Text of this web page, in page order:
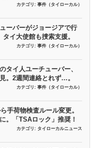
カテゴリ: 事件（タイローカル）
ーバーがジョージアで行
イ大使館も捜索支援。
カテゴリ: 事件（タイローカル）
タイ人ユーチューバー、
。2週間連絡とれず…。
カテゴリ: 事件（タイローカル）
手荷物検査ルール変更。
。「TSAロック」推奨！
カテゴリ: タイローカルニュース